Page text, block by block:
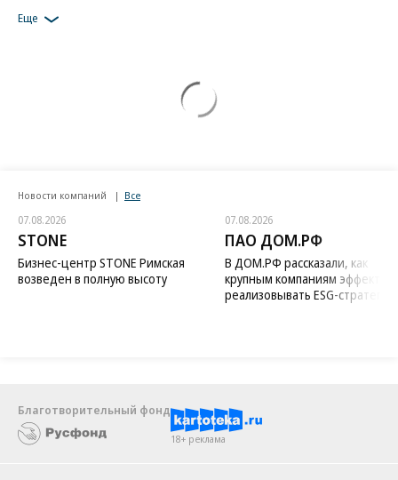
Еще
Новости компаний Все
07.08.2026
STONE
Бизнес-центр STONE Римская
возведен в полную высоту
07.08.2026
ПАО ДОМ.РФ
В ДОМ.РФ рассказали, как
крупным компаниям
реализовывать ESG-стратегию
Благотворительный фонд
18+ реклама